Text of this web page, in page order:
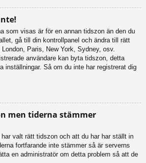
som visas är för en annan tidszon än den du
gå till din kontrollpanel och ändra till rätt
Paris, New York, Sydney, osv.
användare kan byta tidszon, detta
inställningar. Så om du inte har registrerat dig
men tiderna stämmer
valt rätt tidszon och att du har har ställt in
fortfarande inte stämmer så är serverns
en administratör om detta problem så att de